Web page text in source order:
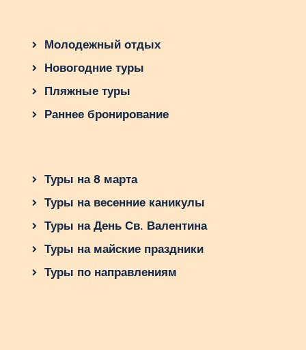
Молодежный отдых
Новогодние туры
Пляжные туры
Раннее бронирование
Туры на 8 марта
Туры на весенние каникулы
Туры на День Св. Валентина
Туры на майские праздники
Туры по направлениям